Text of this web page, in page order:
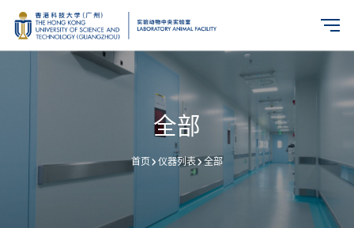
全部
首页 仪器列表 全部